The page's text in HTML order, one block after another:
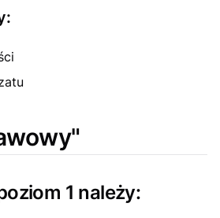
1 należy: